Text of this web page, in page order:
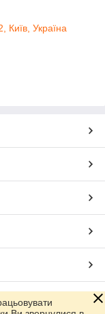
Київ, Україна